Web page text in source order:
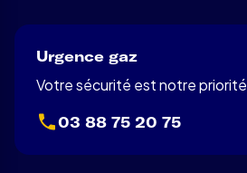
Urgence gaz
Votre sécurité est notre priorité
03 88 75 20 75